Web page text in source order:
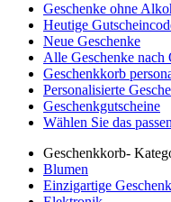
Geschenke ohne
Heutige
Neue Geschenke
Alle Geschenke nach
Geschenkkorb
Personalisierte
Geschenkgutscheine
Wählen Sie das
Geschenkkorb-
Blumen
Einzigartige